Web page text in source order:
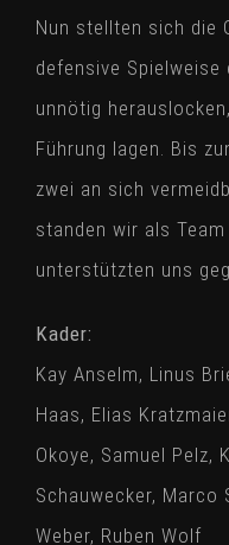
Nun stellten sich die
defensive
unnötig
Führung lagen. Bis
zwei an sich
standen wir als
unterstützten uns
Kader:
Kay Anselm, Linus
Haas, Elias
Okoye, Samuel Pelz,
Schauwecker, Marco
Weber, Ruben Wolf